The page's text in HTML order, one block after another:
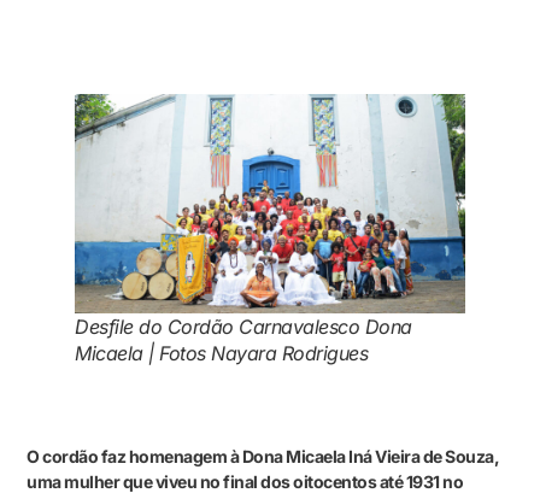
Desfile do Cordão Carnavalesco Dona
Micaela | Fotos Nayara Rodrigues
O cordão faz homenagem à Dona Micaela Iná Vieira de Souza,
uma mulher que viveu no final dos oitocentos até 1931 no